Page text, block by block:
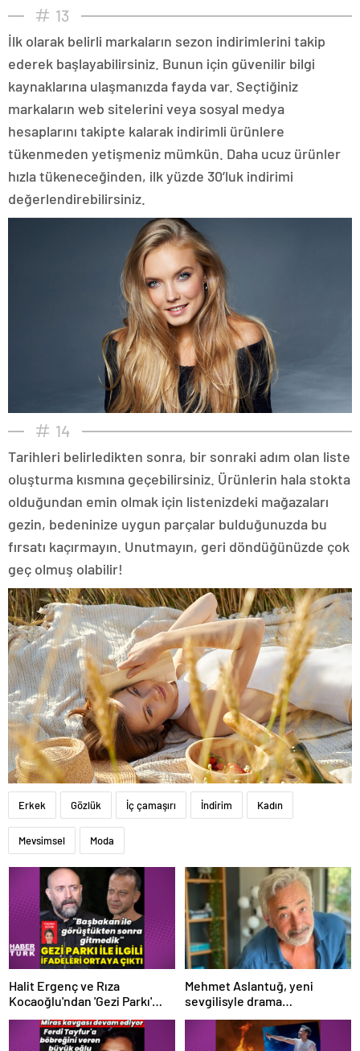
13
İlk olarak belirli markaların sezon indirimlerini takip
ederek başlayabilirsiniz. Bunun için güvenilir bilgi
kaynaklarına ulaşmanızda fayda var. Seçtiğiniz
markaların web sitelerini veya sosyal medya
hesaplarını takipte kalarak indirimli ürünlere
tükenmeden yetişmeniz mümkün. Daha ucuz ürünler
hızla tükeneceğinden, ilk yüzde 30’luk indirimi
değerlendirebilirsiniz.
14
Tarihleri belirledikten sonra, bir sonraki adım olan liste
oluşturma kısmına geçebilirsiniz. Ürünlerin hala stokta
olduğundan emin olmak için listenizdeki mağazaları
gezin, bedeninize uygun parçalar bulduğunuzda bu
fırsatı kaçırmayın. Unutmayın, geri döndüğünüzde çok
geç olmuş olabilir!
Erkek Gözlük İç çamaşırı İndirim Kadın
Mevsimsel Moda
Halit Ergenç ve Rıza
Kocaoğlu'ndan 'Gezi Parkı'
ifadesi – Magazin haberleri
Mehmet Aslantuğ, yeni
sevgilisyle drama
çalışmalarında tanıştı –
Magazin haberleri